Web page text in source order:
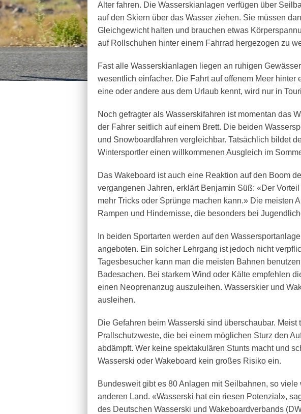
Alter fahren. Die Wasserskianlagen verfügen über
auf den Skiern über das Wasser ziehen. Sie müssen
Gleichgewicht halten und brauchen etwas
auf Rollschuhen hinter einem Fahrrad hergezogen zu
Fast alle Wasserskianlagen liegen an ruhigen
wesentlich einfacher. Die Fahrt auf offenem Meer hinter
eine oder andere aus dem Urlaub kennt, wird nur in
Noch gefragter als Wasserskifahren ist momentan das
der Fahrer seitlich auf einem Brett. Die beiden
und Snowboardfahren vergleichbar. Tatsächlich bildet
Wintersportler einen willkommenen Ausgleich im
Das Wakeboard ist auch eine Reaktion auf den Boom
vergangenen Jahren, erklärt Benjamin Süß: «Der
mehr Tricks oder Sprünge machen kann.» Die meisten
Rampen und Hindernisse, die besonders bei
In beiden Sportarten werden auf den
angeboten. Ein solcher Lehrgang ist jedoch nicht
Tagesbesucher kann man die meisten Bahnen
Badesachen. Bei starkem Wind oder Kälte empfehlen
einen Neoprenanzug auszuleihen. Wasserskier und
ausleihen.
Die Gefahren beim Wasserski sind überschaubar.
Prallschutzweste, die bei einem möglichen Sturz den
abdämpft. Wer keine spektakulären Stunts macht und
Wasserski oder Wakeboard kein großes Risiko ein.
Bundesweit gibt es 80 Anlagen mit Seilbahnen, so
anderen Land. «Wasserski hat ein riesen Potenzial»,
des Deutschen Wasserski und Wakeboardverbands